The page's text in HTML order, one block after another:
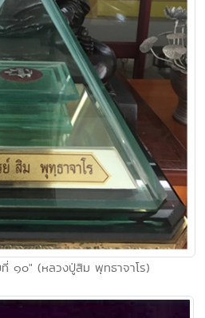
๑๐" (หลวงปู่สิม พุทธาจาโร)